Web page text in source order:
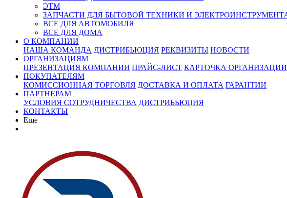
ЭТМ
ЗАПЧАСТИ ДЛЯ БЫТОВОЙ ТЕХНИКИ И
ВСЕ ДЛЯ АВТОМОБИЛЯ
ВСЕ ДЛЯ ДОМА
О КОМПАНИИ
НАША КОМАНДА ДИСТРИБЬЮЦИЯ РЕКВИЗИТЫ НОВОСТИ
ОРГАНИЗАЦИЯМ
ПРЕЗЕНТАЦИЯ КОМПАНИИ ПРАЙС-ЛИСТ КАРТОЧКА ОРГАНИЗАЦИИ
ПОКУПАТЕЛЯМ
КОМИССИОННАЯ ТОРГОВЛЯ ДОСТАВКА И ОПЛАТА ГАРАНТИИ
ПАРТНЕРАМ
УСЛОВИЯ СОТРУДНИЧЕСТВА ДИСТРИБЬЮЦИЯ
КОНТАКТЫ
Еще